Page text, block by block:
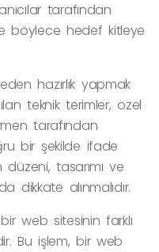
tarafından
böylece hedef kitleye
hazırlık yapmak
teknik terimler, özel
tarafından
bir şekilde ifade
tasarımı ve
dikkate alınmalıdır.
web sitesinin farklı
Bu işlem, bir web